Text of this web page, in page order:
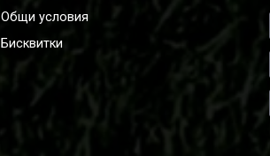
Общи условия
Бисквитки